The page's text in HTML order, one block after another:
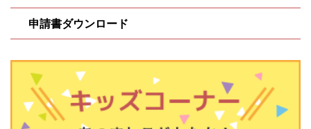
申請書ダウンロード